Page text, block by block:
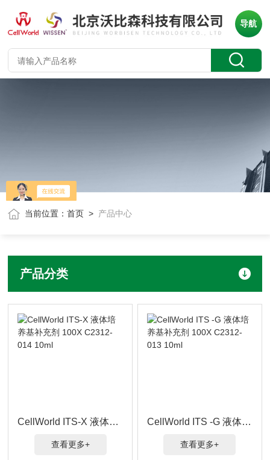
导航
当前位置：首页 > 产品中心
产品分类
CellWorld ITS-X 液体培养基补充剂 100X C2312-014 10ml
查看更多+
CellWorld ITS -G 液体培养基补充剂 100X C2312-013 10ml
查看更多+